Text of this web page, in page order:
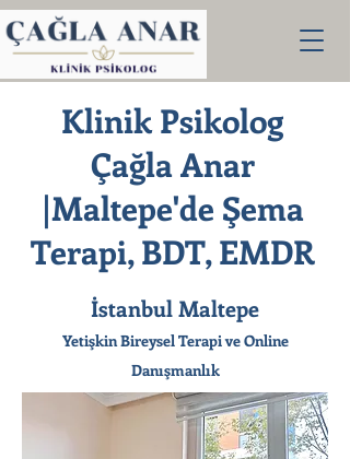
Klinik Psikolog
Çağla Anar
|Maltepe'de Şema
Terapi, BDT, EMDR
İstanbul Maltepe
Yetişkin Bireysel Terapi ve Online
Danışmanlık